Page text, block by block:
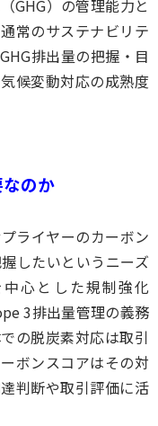
GHG）の管理能力と
常のサステナビリテ
排出量の把握・目
候変動対応の成熟度
のか
ライヤーのカーボン
したいというニーズ
心とした規制強化
3排出量管理の義務
の脱炭素対応は取引
ボンスコアはその対
判断や取引評価に活